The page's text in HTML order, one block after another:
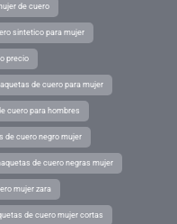
de cuero
sintetico para mujer
precio
de cuero para mujer
cuero para hombres
de cuero negro mujer
de cuero negras mujer
mujer zara
de cuero mujer cortas